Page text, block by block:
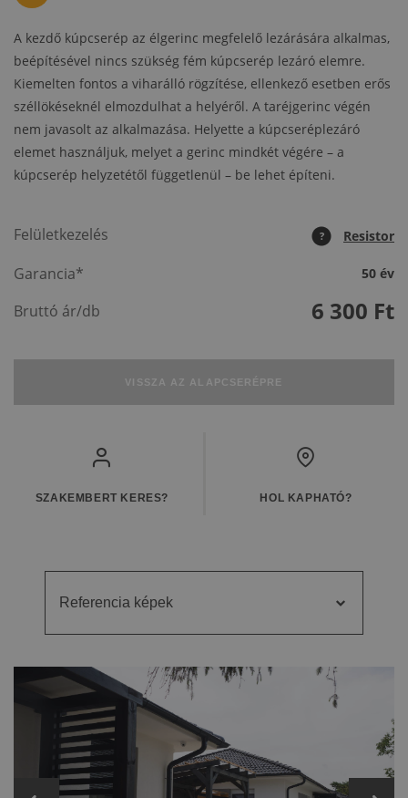
A kezdő kúpcserép az élgerinc megfelelő lezárására alkalmas,
beépítésével nincs szükség fém kúpcserép lezáró elemre.
Kiemelten fontos a viharálló rögzítése, ellenkező esetben erős
széllökéseknél elmozdulhat a helyéről. A taréjgerinc végén
nem javasolt az alkalmazása. Helyette a kúpcseréplezáró
elemet használjuk, melyet a gerinc mindkét végére – a
kúpcserép helyzetétől függetlenül – be lehet építeni.
Felületkezelés ? Resistor
Garancia* 50 év
Bruttó ár/db 6 300 Ft
VISSZA AZ ALAPCSERÉPRE
SZAKEMBERT KERES? HOL KAPHATÓ?
Referencia képek
Videók
Kiegészítő cseréptípusok
Fém- és műanyag kiegészítők
képek